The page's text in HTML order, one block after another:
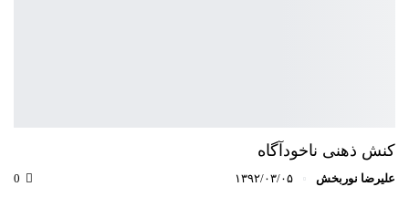
کنش ذهنی ناخودآگاه
علیرضا نوربخش ۱۳۹۲/۰۳/۰۵